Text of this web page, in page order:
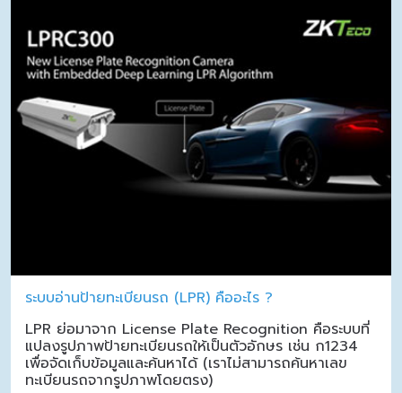
ระบบอ่านป้ายทะเบียนรถ (LPR) คืออะไร ?
LPR ย่อมาจาก License Plate Recognition คือระบบที่
แปลงรูปภาพป้ายทะเบียนรถให้เป็นตัวอักษร เช่น ก1234
เพื่อจัดเก็บข้อมูลและค้นหาได้ (เราไม่สามารถค้นหาเลข
ทะเบียนรถจากรูปภาพโดยตรง)